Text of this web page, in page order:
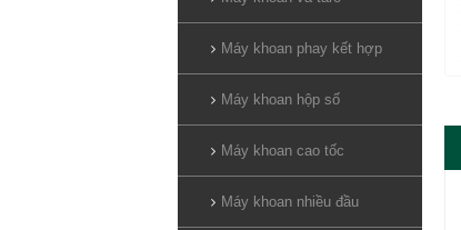
Máy khoan phay kết hợp
Máy khoan hộp số
Máy khoan cao tốc
Máy khoan nhiều đầu